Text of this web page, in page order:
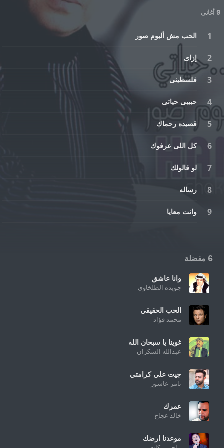
9 أغانى
الحب مش ألبوم صور
إزاى
فلسطينى
حبيبى حياتى
قصيده رحماك
كل اللى عرفوك
لو قالولك
رساله
وانت معايا
6 مفضلة
وانا عاشق
جويده الطلخاوي
الحب الحقيقي
محمد فؤاد
غوينا يا سبحان الله
عبدالله السكران
جيت علي كرامتي
تامر عاشور
عمرك
خالد عجاج
موعدنا ارضك